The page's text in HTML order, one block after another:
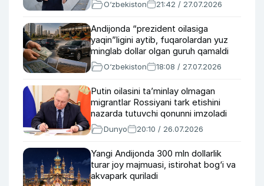
O‘zbekiston 21:42 / 27.07.2026
Andijonda “prezident oilasiga
yaqin”ligini aytib, fuqarolardan yuz
minglab dollar olgan guruh qamaldi
O‘zbekiston 18:08 / 27.07.2026
Putin oilasini ta’minlay olmagan
migrantlar Rossiyani tark etishini
nazarda tutuvchi qonunni imzoladi
Dunyo 20:10 / 26.07.2026
Yangi Andijonda 300 mln dollarlik
turar joy majmuasi, istirohat bog‘i va
akvapark quriladi